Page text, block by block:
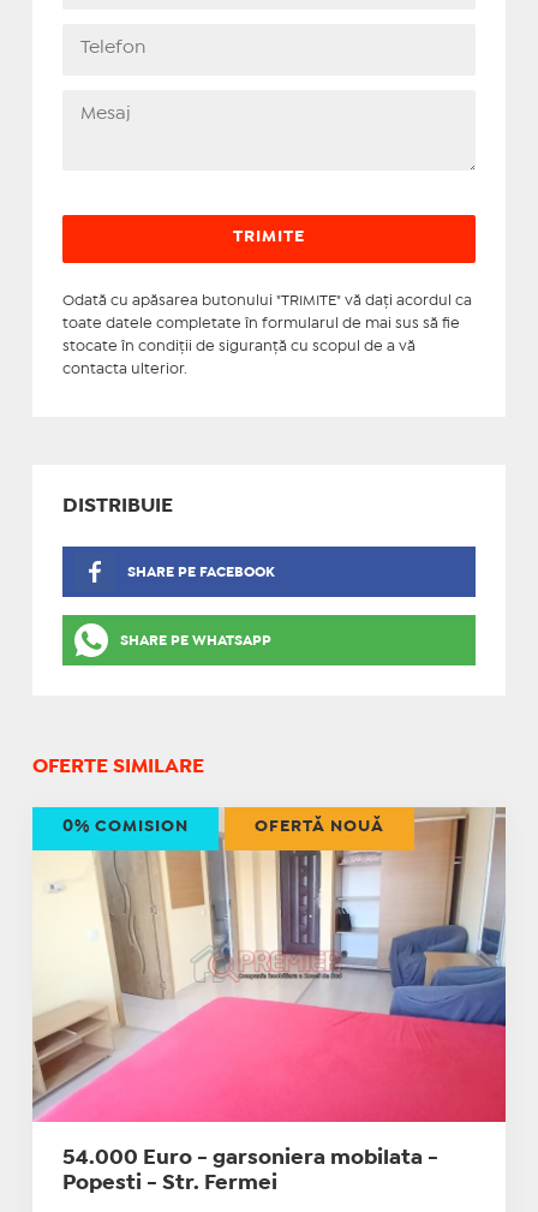
Odată cu apăsarea butonului "TRIMITE" vă daţi acordul ca
toate datele completate în formularul de mai sus să fie
stocate în condiţii de siguranţă cu scopul de a vă
contacta ulterior.
DISTRIBUIE
SHARE PE FACEBOOK
SHARE PE WHATSAPP
OFERTE SIMILARE
54.000 Euro - garsoniera mobilata -
Popesti - Str. Fermei
0% COMISION OFERTĂ NOUĂ